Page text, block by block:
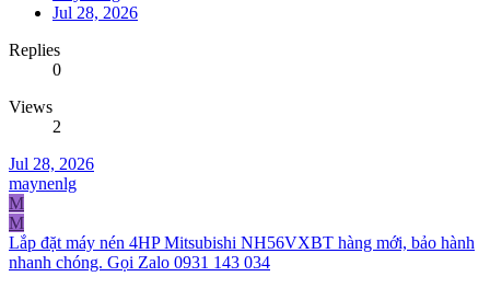
Jul 28, 2026
Replies
0
Views
2
Jul 28, 2026
maynenlg
M
M
Lắp đặt máy nén 4HP Mitsubishi NH56VXBT hàng mới, bảo hành
nhanh chóng. Gọi Zalo 0931 143 034